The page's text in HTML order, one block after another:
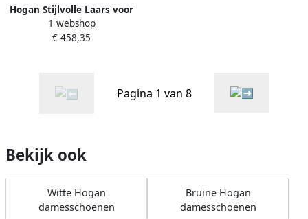
Hogan Stijlvolle Laars voor
Vrouwen
1 webshop
€ 458,35
Pagina 1 van 8
Bekijk ook
Witte Hogan
damesschoenen
Bruine Hogan
damesschoenen